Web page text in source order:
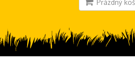
Prázdný